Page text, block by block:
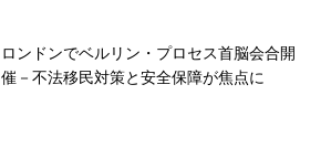
ロンドンでベルリン・プロセス首脳会合開
催－不法移民対策と安全保障が焦点に